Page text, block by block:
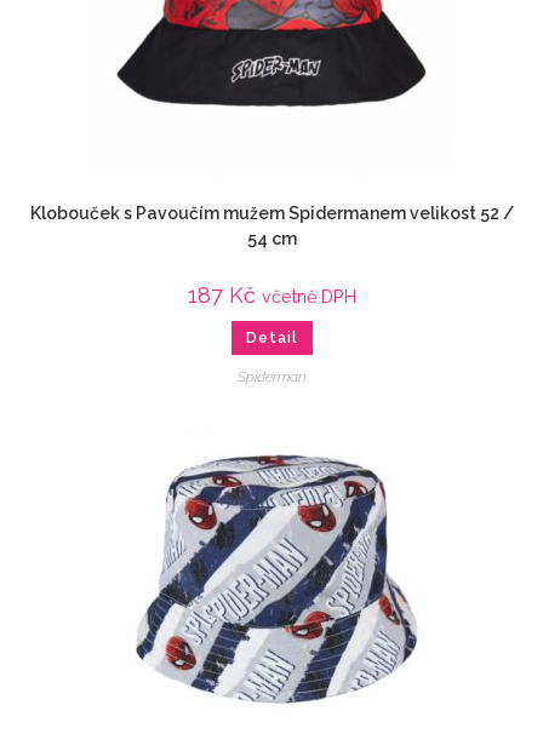
Klobouček s Pavoučím mužem Spidermanem velikost 52 /
54 cm
187 Kč včetně DPH
Detail
Spiderman